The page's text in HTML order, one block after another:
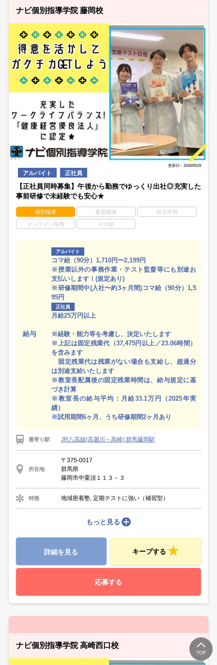
ナビ個別指導学院 藤岡校
更新日：2026/05/29
アルバイト 正社員
【正社員同時募集】午後から勤務でゆっくり出社◎充実した
事前研修で未経験でも安心★
個別指導 集団指導 自立学習
オンライン指導 その他
給与
アルバイト
コマ給（90分）1,710円〜2,199円
※授業以外の事務作業・テスト監督等にも別途お
支払いします！(規定あり)
※研修期間中(入社〜約3ヶ月間)コマ給（90分）1,5
95円
正社員
月給25万円以上
※経験・能力等を考慮し、決定いたします
※上記は固定残業代（37,475円以上／23.06時間）
を含みます
固定残業代は残業がない場合も支給し、超過分
は別途支給いたします
※教室長配属後の固定残業時間は、給与規定に基
づき計算
※教室長の給与平均：月給33.1万円（2025年実
績）
※試用期間6ヶ月、うち研修期間2ヶ月あり
最寄り駅 JR八高線(高麗川～高崎) 群馬藤岡駅
所在地
〒375-0017
群馬県
藤岡市中栗須１１３－３
特徴 地域密着塾, 定期テストに強い（補習型）
もっと見る
詳細を見る キープする
応募する
ナビ個別指導学院 高崎西口校